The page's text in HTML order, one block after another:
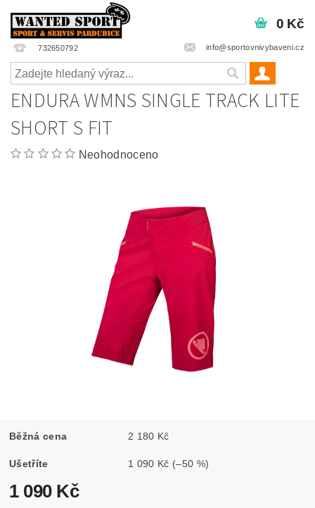
732650792 info@sportovnivybaveni.cz
0 Kč
ENDURA WMNS SINGLE TRACK LITE
SHORT S FIT
Neohodnoceno
Běžná cena 2 180 Kč
Ušetříte 1 090 Kč (–50 %)
1 090 Kč